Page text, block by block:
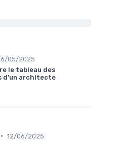
05/2025
le tableau des
d'un architecte
• 12/06/2025